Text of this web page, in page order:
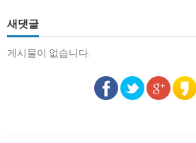
브
"큰
실
새댓글
게시물이 없습니다.